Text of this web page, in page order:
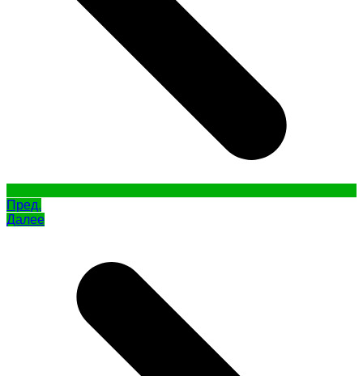
Пред.
Далее